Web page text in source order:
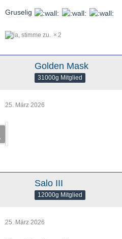
Gruselig
2
Golden Mask
31000g Mitglied
25. März 2026
Salo III
12000g Mitglied
25. März 2026